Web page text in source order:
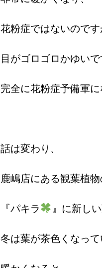
花粉症ではないので
目がゴロゴロかゆい
完全に花粉症予備軍
話は変わり、
鹿嶋店にある観葉植
『パキラ 』に新し
冬は葉が茶色くなっ